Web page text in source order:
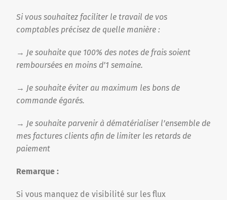
Si vous souhaitez faciliter le travail de vos
comptables précisez de quelle manière :
→ Je souhaite que 100% des notes de frais soient
remboursées en moins d’1 semaine.
→ Je souhaite éviter au maximum les bons de
commande égarés.
→ Je souhaite parvenir à dématérialiser l’ensemble de
mes factures clients afin de limiter les retards de
paiement
Remarque :
Si vous manquez de visibilité sur les flux